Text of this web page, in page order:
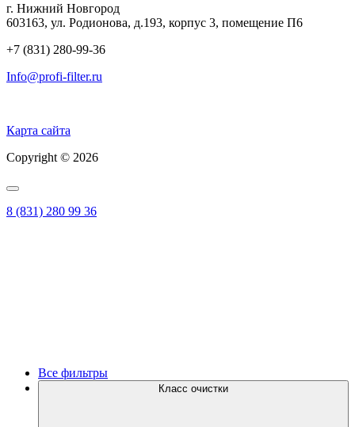
г. Нижний Новгород
603163, ул. Родионова, д.193, корпус 3, помещение П6
+7 (831) 280-99-36
Info@profi-filter.ru
Карта сайта
Copyright © 2026
8 (831) 280 99 36
Все фильтры
Класс очистки